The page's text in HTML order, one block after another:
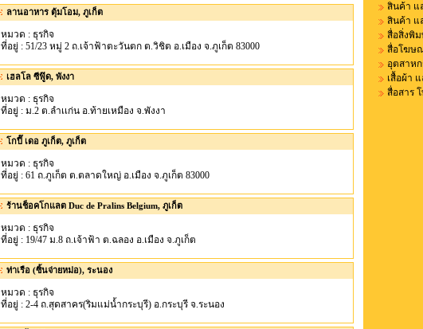
สินค้า แ
สินค้า แ
สื่อสิ่งพิ
สื่อโฆษ
อุตสาหก
เสื้อผ้า
สื่อสาร
ลานอาหาร ตุ้มโอม, ภูเก็ต
หมวด : ธุรกิจ
ที่อยู่ : 51/23 หมู่ 2 ถ.เจ้าฟ้าตะวันตก ต.วิชิต อ.เมือง จ.ภูเก็ต 83000
เฮลโล ซีฟู๊ด, พังงา
หมวด : ธุรกิจ
ที่อยู่ : ม.2 ต.ลำเเก่น อ.ท้ายเหมือง จ.พังงา
โกปี๊ เดอ ภูเก็ต, ภูเก็ต
หมวด : ธุรกิจ
ที่อยู่ : 61 ถ.ภูเก็ต ต.ตลาดใหญ่ อ.เมือง จ.ภูเก็ต 83000
ร้านช็อคโกแลต Duc de Pralins Belgium, ภูเก็ต
หมวด : ธุรกิจ
ที่อยู่ : 19/47 ม.8 ถ.เจ้าฟ้า ต.ฉลอง อ.เมือง จ.ภูเก็ต
ท่าเรือ (ซิ้นจ่ายหม่อ), ระนอง
หมวด : ธุรกิจ
ที่อยู่ : 2-4 ถ.สุดสาคร(ริมแม่น้ำกระบุรี) อ.กระบุรี จ.ระนอง